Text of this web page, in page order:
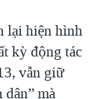
lại hiện hình
kỳ động tác
vẫn giữ
mà